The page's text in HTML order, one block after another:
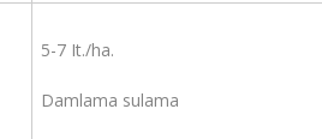
5-7 It./ha.
Damlama sulama